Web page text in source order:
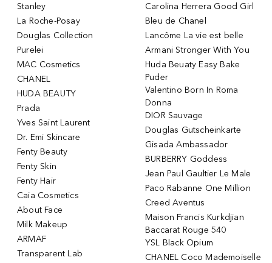
Stanley
La Roche-Posay
Douglas Collection
Purelei
MAC Cosmetics
CHANEL
HUDA BEAUTY
Prada
Yves Saint Laurent
Dr. Emi Skincare
Fenty Beauty
Fenty Skin
Fenty Hair
Caia Cosmetics
About Face
Milk Makeup
ARMAF
Transparent Lab
Carolina Herrera Good Girl
Bleu de Chanel
Lancôme La vie est belle
Armani Stronger With You
Huda Beuaty Easy Bake
Puder
Valentino Born In Roma
Donna
DIOR Sauvage
Douglas Gutscheinkarte
Gisada Ambassador
BURBERRY Goddess
Jean Paul Gaultier Le Male
Paco Rabanne One Million
Creed Aventus
Maison Francis Kurkdjian
Baccarat Rouge 540
YSL Black Opium
CHANEL Coco Mademoiselle